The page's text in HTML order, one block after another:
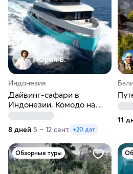
Юрий Б.
Индонезия
Дайвинг-сафари в
Индонезии. Комодо на
яхте Blue Pearl: 8 дней
островов
8 дней 5 – 12 сент. +20 дат
11
Обзорные туры